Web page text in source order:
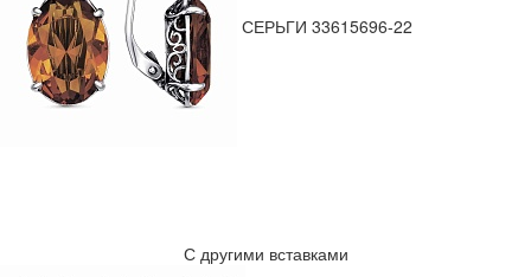
СЕРЬГИ 33615696-22
С другими вставками